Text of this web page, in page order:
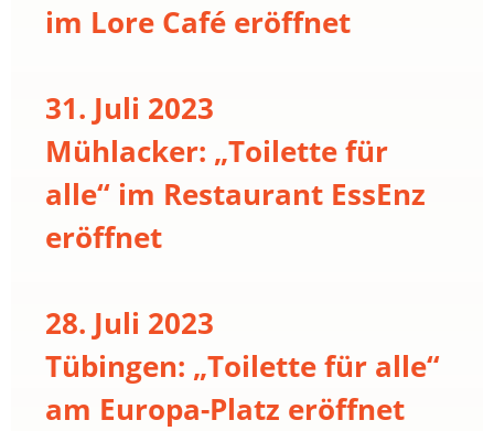
im Lore Café eröffnet
31. Juli 2023
Mühlacker: „Toilette für
alle“ im Restaurant EssEnz
eröffnet
28. Juli 2023
Tübingen: „Toilette für alle“
am Europa-Platz eröffnet